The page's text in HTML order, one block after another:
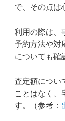
で、その点は
利用の際は、
予約方法や対
についても確
査定額につい
ことはなく、
す。（参考：